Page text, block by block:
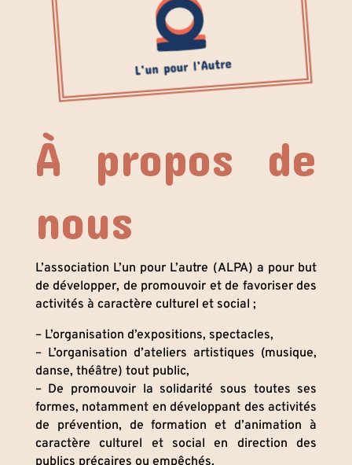
À propos de
nous
L’association L’un pour L’autre (ALPA) a pour but
de développer, de promouvoir et de favoriser des
activités à caractère culturel et social ;
– L’organisation d’expositions, spectacles,
– L’organisation d’ateliers artistiques (musique,
danse, théâtre) tout public,
– De promouvoir la solidarité sous toutes ses
formes, notamment en développant des activités
de prévention, de formation et d’animation à
caractère culturel et social en direction des